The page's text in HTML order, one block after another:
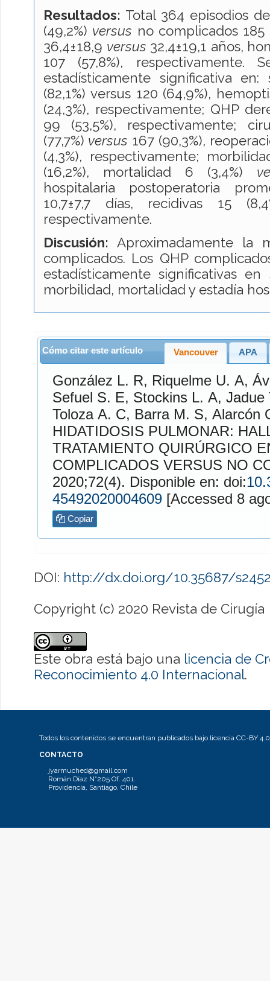
Resultados: Total 364 episodios
(49,2%) versus no complicados 185
36,4±18,9 versus 32,4±19,1 años,
107 (57,8%), respectivamente.
estadísticamente significativa
(82,1%) versus 120 (64,9%),
(24,3%), respectivamente; QHP
99 (53,5%), respectivamente;
(77,7%) versus 167 (90,3%),
(4,3%), respectivamente;
(16,2%), mortalidad 6 (3,4%)
hospitalaria postoperatoria
10,7±7,7 días, recidivas 15
respectivamente.
Discusión: Aproximadamente la
complicados. Los QHP
estadísticamente significativas
morbilidad, mortalidad y estadía
Cómo citar este artículo Vancouver APA
González L. R, Riquelme U. A,
Sefuel S. E, Stockins L. A, Jadue
Toloza A. C, Barra M. S, Alarcón
HIDATIDOSIS PULMONAR:
TRATAMIENTO QUIRÚRGICO
COMPLICADOS VERSUS NO
2020;72(4). Disponible en: doi:
45492020004609
Copiar
DOI: http://dx.doi.org/10.35687/
Copyright (c) 2020 Revista de Cirugía
Este obra está bajo una licencia de
Reconocimiento 4.0 Internacional.
Todos los contenidos se encuentran publicados bajo licencia CC-BY 4.0
CONTACTO
jyarmuched@gmail.com
Román Díaz N°205 Of. 401.
Providencia, Santiago, Chile